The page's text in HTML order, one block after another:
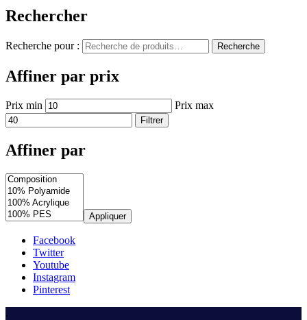
Rechercher
Recherche pour : Recherche
Affiner par prix
Prix min Prix max
Filtrer
Affiner par
Appliquer
Facebook
Twitter
Youtube
Instagram
Pinterest
.